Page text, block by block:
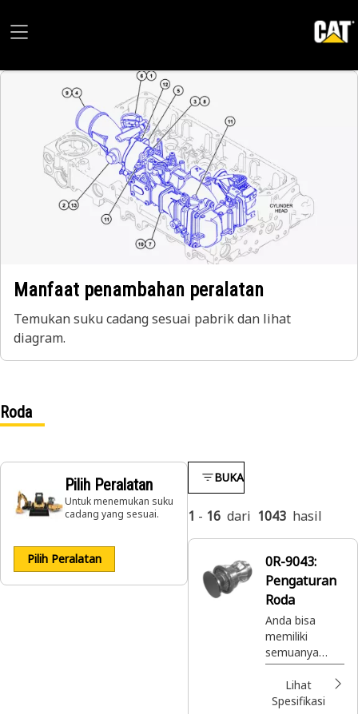
Manfaat penambahan peralatan
Temukan suku cadang sesuai pabrik dan lihat
diagram.
Roda
Pilih Peralatan
Untuk menemukan suku
cadang yang sesuai.
Pilih Peralatan
BUKA
1 - 16 dari 1043 hasil
0R-9043:
Pengaturan
Roda
Anda bisa
memiliki
semuanya
dengan Cat
Reman. Suku
cadang Cat®
Lihat
Spesifikasi